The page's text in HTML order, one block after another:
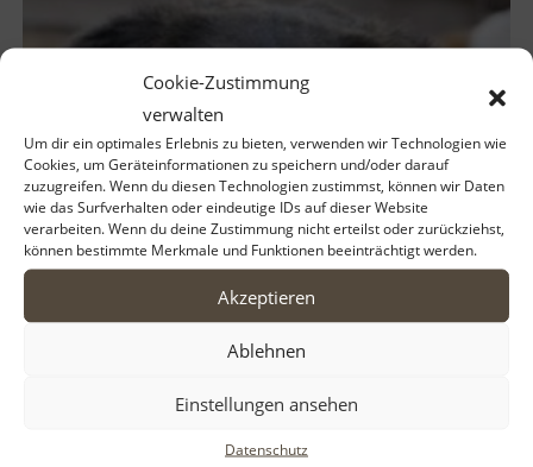
Cookie-Zustimmung
verwalten
Um dir ein optimales Erlebnis zu bieten, verwenden wir Technologien wie
Cookies, um Geräteinformationen zu speichern und/oder darauf
zuzugreifen. Wenn du diesen Technologien zustimmst, können wir Daten
wie das Surfverhalten oder eindeutige IDs auf dieser Website
verarbeiten. Wenn du deine Zustimmung nicht erteilst oder zurückziehst,
können bestimmte Merkmale und Funktionen beeinträchtigt werden.
Akzeptieren
Ablehnen
Einstellungen ansehen
Datenschutz